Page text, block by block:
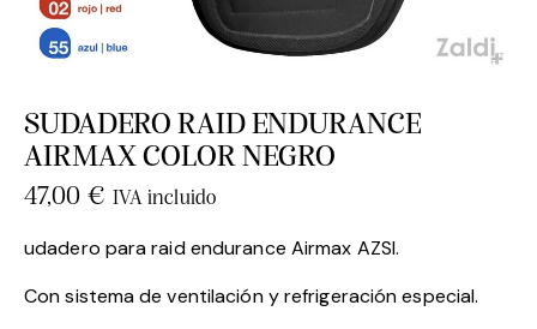
SUDADERO RAID ENDURANCE
AIRMAX COLOR NEGRO
47,00 € IVA incluido
udadero para raid endurance Airmax AZSI.
Con sistema de ventilación y refrigeración especial.